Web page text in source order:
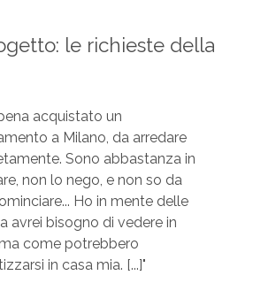
le richieste della
acquistato un
a Milano, da arredare
Sono abbastanza in
non lo nego, e non so da
Ho in mente delle
avrei bisogno di vedere in
come potrebbero
in casa mia. [...]"